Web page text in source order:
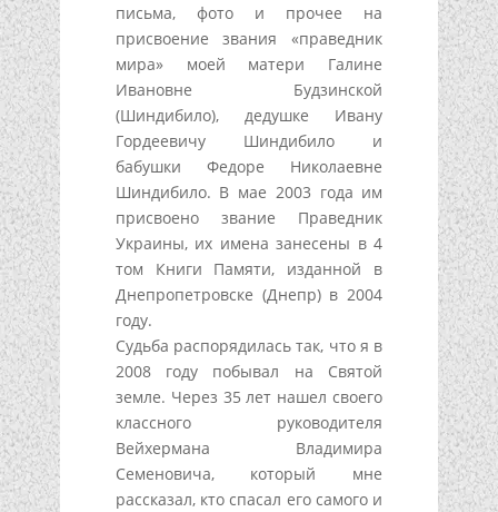
письма, фото и прочее на
присвоение звания «праведник
мира» моей матери Галине
Ивановне Будзинской
(Шиндибило), дедушке Ивану
Гордеевичу Шиндибило и
бабушки Федоре Николаевне
Шиндибило. В мае 2003 года им
присвоено звание Праведник
Украины, их имена занесены в 4
том Книги Памяти, изданной в
Днепропетровске (Днепр) в 2004
году.
Судьба распорядилась так, что я в
2008 году побывал на Святой
земле. Через 35 лет нашел своего
классного руководителя
Вейхермана Владимира
Семеновича, который мне
рассказал, кто спасал его самого и